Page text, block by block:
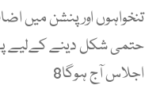
تنخواہوں اور پنشن میں
حتمی شکل دینے کےلیے
اجلاس آج ہوگا8